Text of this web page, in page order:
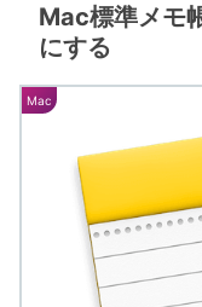
Mac標準メモ
にする
Mac